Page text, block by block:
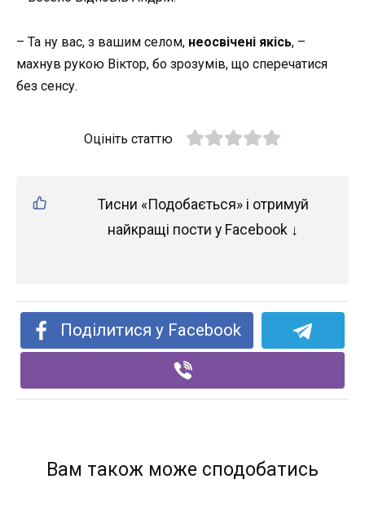
– Та ну вас, з вашим селом, неосвічені якісь, –
махнув рукою Віктор, бо зрозумів, що сперечатися
без сенсу.
Оцініть статтю
Тисни «Подобається» і отримуй
найкращі пости у Facebook ↓
Поділитися у Facebook
Вам також може сподобатись